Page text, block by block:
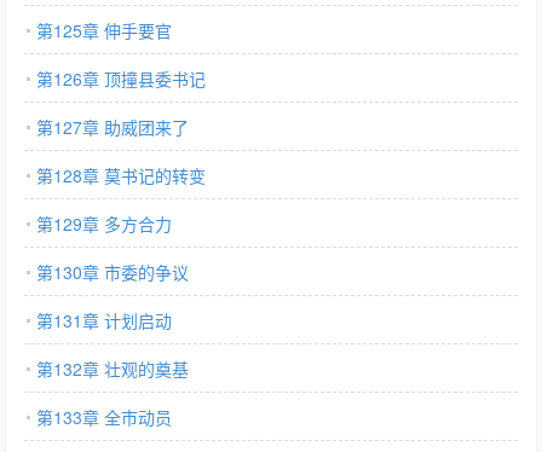
第125章 伸手要官
第126章 顶撞县委书记
第127章 助威团来了
第128章 莫书记的转变
第129章 多方合力
第130章 市委的争议
第131章 计划启动
第132章 壮观的奠基
第133章 全市动员